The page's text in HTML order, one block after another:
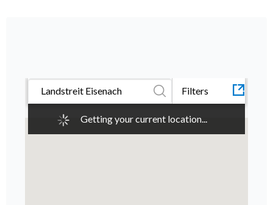
Filters
Getting your current location...